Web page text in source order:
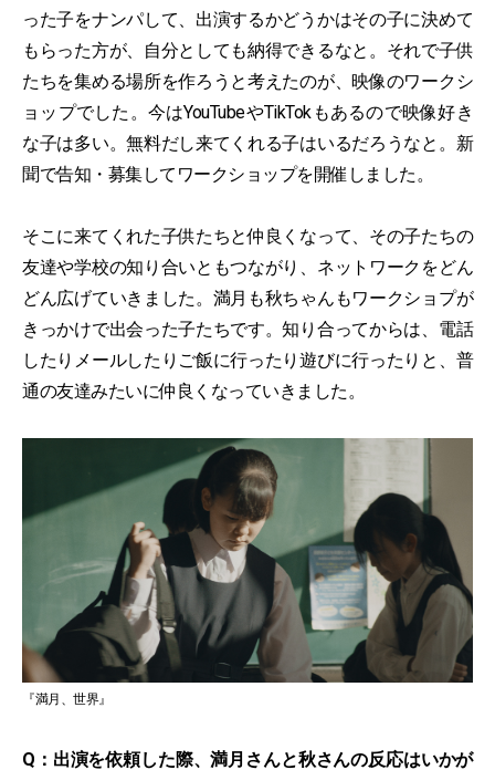
った子をナンパして、出演するかどうかはその子に決めて
もらった方が、自分としても納得できるなと。それで子供
たちを集める場所を作ろうと考えたのが、映像のワークシ
ョップでした。今はYouTubeやTikTokもあるので映像好き
な子は多い。無料だし来てくれる子はいるだろうなと。新
聞で告知・募集してワークショップを開催しました。
そこに来てくれた子供たちと仲良くなって、その子たちの
友達や学校の知り合いともつながり、ネットワークをどん
どん広げていきました。満月も秋ちゃんもワークショプが
きっかけで出会った子たちです。知り合ってからは、電話
したりメールしたりご飯に行ったり遊びに行ったりと、普
通の友達みたいに仲良くなっていきました。
『満月、世界』
Q：出演を依頼した際、満月さんと秋さんの反応はいかが